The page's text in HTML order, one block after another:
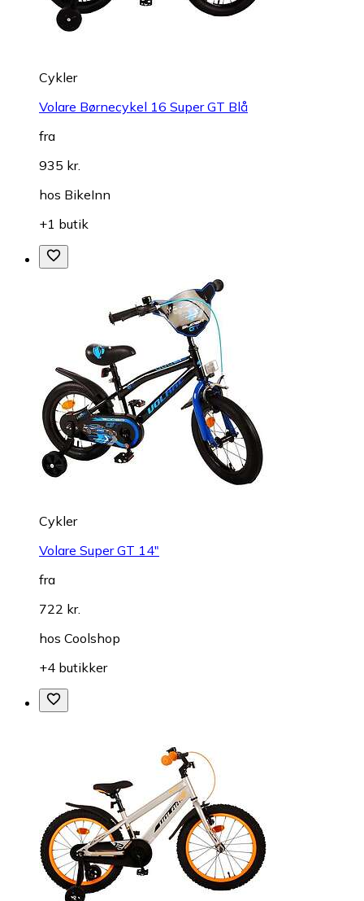
Cykler
Volare Børnecykel 16 Super GT Blå
fra
935 kr.
hos BikeInn
+1 butik
Cykler
Volare Super GT 14"
fra
722 kr.
hos Coolshop
+4 butikker